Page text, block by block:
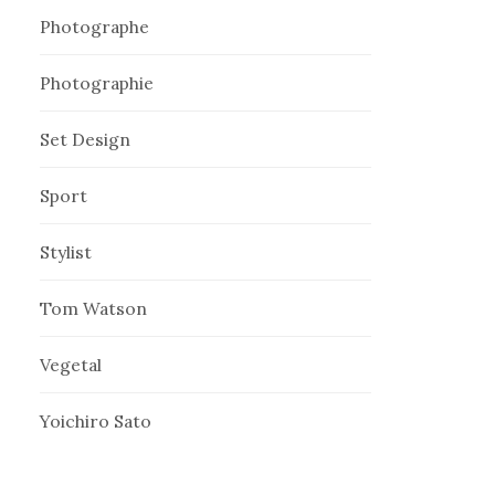
Photographe
Photographie
Set Design
Sport
Stylist
Tom Watson
Vegetal
Yoichiro Sato